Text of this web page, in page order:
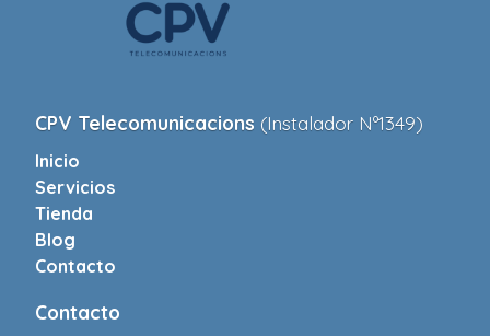
CPV Telecomunicacions (Instalador Nº1349)
Inicio
Servicios
Tienda
Blog
Contacto
Contacto